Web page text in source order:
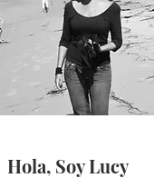
Hola, Soy Lucy